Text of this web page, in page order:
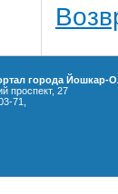
города Йошкар-
проспект, 27
71,